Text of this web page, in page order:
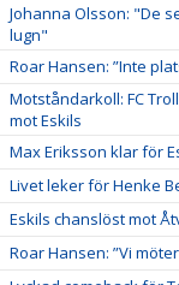
Johanna Olsson: "De
lugn"
Roar Hansen: ”Inte
Motståndarkoll: FC
mot Eskils
Max Eriksson klar för
Livet leker för Henke
Eskils chanslöst mot
Roar Hansen: ”Vi